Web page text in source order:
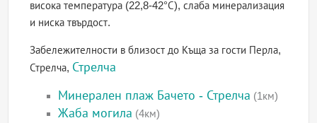
висока температура (22,8-42°С), слаба минерализация
и ниска твърдост.
Забележителности в близост до Къща за гости Перла,
Стрелча, Стрелча
Минерален плаж Бачето - Стрелча (1км)
Жаба могила (4км)